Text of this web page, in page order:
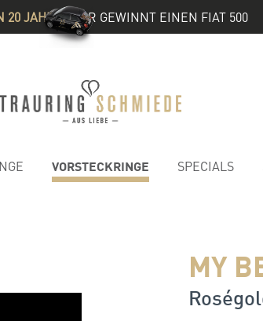
20 JAHRE& IHR GEWINNT EINEN FIAT 500
VORSTECKRINGE SPECIALS
MY